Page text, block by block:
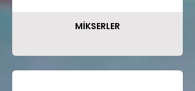
MİKSERLER